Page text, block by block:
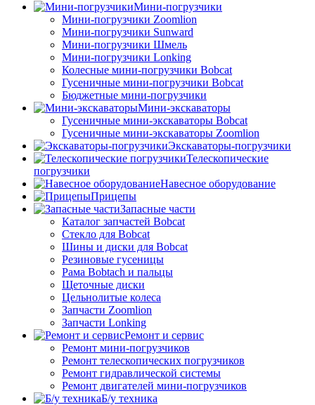
Мини-погрузчики
Мини-погрузчики Zoomlion
Мини-погрузчики Sunward
Мини-погрузчики Шмель
Мини-погрузчики Lonking
Колесные мини-погрузчики Bobcat
Гусеничные мини-погрузчики Bobcat
Бюджетные мини-погрузчики
Мини-экскаваторы
Гусеничные мини-экскаваторы Bobcat
Гусеничные мини-экскаваторы Zoomlion
Экскаваторы-погрузчики
Телескопические
погрузчики
Навесное оборудование
Прицепы
Запасные части
Каталог запчастей Bobcat
Стекло для Bobcat
Шины и диски для Bobcat
Резиновые гусеницы
Рама Bobtach и пальцы
Щеточные диски
Цельнолитые колеса
Запчасти Zoomlion
Запчасти Lonking
Ремонт и сервис
Ремонт мини-погрузчиков
Ремонт телескопических погрузчиков
Ремонт гидравлической системы
Ремонт двигателей мини-погрузчиков
Б/у техника